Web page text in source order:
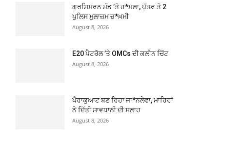
ਗੁਰਸਿਮਰਨ ਮੰਡ ’ਤੇ ਹ*ਮਲਾ, ਪੁੱਤਰ ਤੇ 2
ਪੁਲਿਸ ਮੁਲਾਜ਼ਮ ਜ਼*ਖ਼ਮੀ
August 8, 2026
E20 ਪੈਟਰੋਲ ’ਤੇ OMCs ਦੀ ਕਲੀਨ ਚਿੱਟ
August 8, 2026
ਪੈਰਾਕੁਆਟ ਬਣ ਰਿਹਾ ਜਾ*ਨਲੇਵਾ, ਮਾਹਿਰਾਂ
ਨੇ ਦਿੱਤੀ ਸਾਵਧਾਨੀ ਦੀ ਸਲਾਹ
August 8, 2026